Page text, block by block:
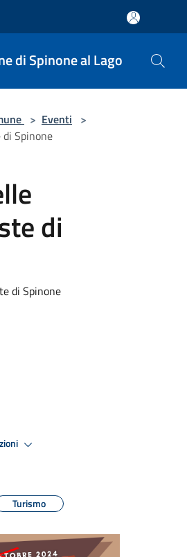
di Spinone al Lago
> Eventi >
Spinone
di
di Spinone
Turismo